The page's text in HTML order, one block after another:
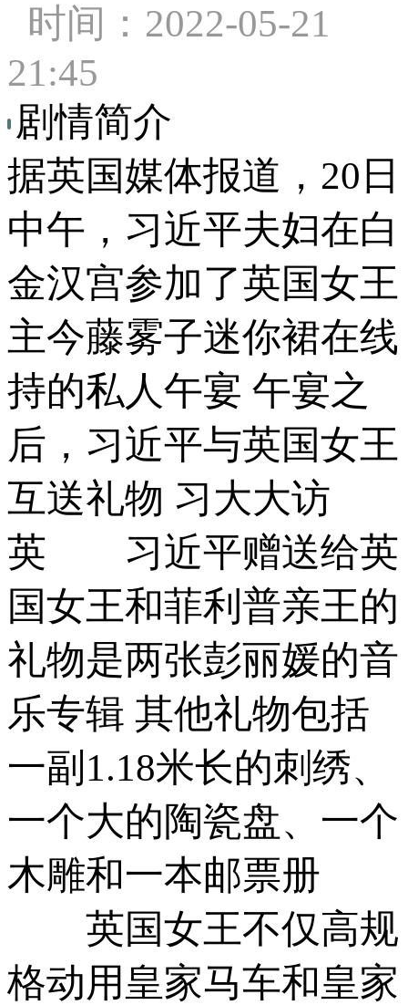
时间：2022-05-21
21:45
剧情简介
据英国媒体报道，20日
中午，习近平夫妇在白
金汉宫参加了英国女王
主今藤雾子迷你裙在线
持的私人午宴 午宴之
后，习近平与英国女王
互送礼物 习大大访
英 习近平赠送给英
国女王和菲利普亲王的
礼物是两张彭丽媛的音
乐专辑 其他礼物包括
一副1.18米长的刺绣、
一个大的陶瓷盘、一个
木雕和一本邮票册
英国女王不仅高规
格动用皇家马车和皇家